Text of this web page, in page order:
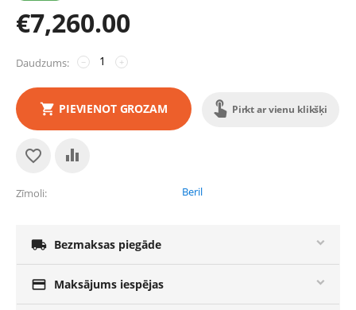
€7,260.00
Daudzums: +
−
PIEVIENOT GROZAM Pirkt ar vienu klikšķi
Zīmoli Beril
 Bezmaksas piegāde
 Maksājums iespējas